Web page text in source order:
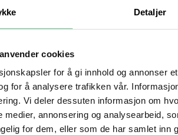
Detaljer
cookies
for å gi innhold og annonser
for å analysere trafikken vår.
Vi deler dessuten informasjon om
medier, annonsering og analysearbeid,
for dem, eller som de har samlet inn
Ø 60 cm med LED-belysning bak
krNåværende
pris
er:
1439,00 kr.